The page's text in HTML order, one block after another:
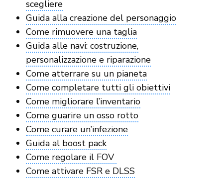
scegliere
Guida alla creazione del personaggio
Come rimuovere una taglia
Guida alle navi: costruzione,
personalizzazione e riparazione
Come atterrare su un pianeta
Come completare tutti gli obiettivi
Come migliorare l’inventario
Come guarire un osso rotto
Come curare un’infezione
Guida al boost pack
Come regolare il FOV
Come attivare FSR e DLSS